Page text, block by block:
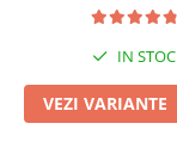
IN STOC
VEZI VARIANTE